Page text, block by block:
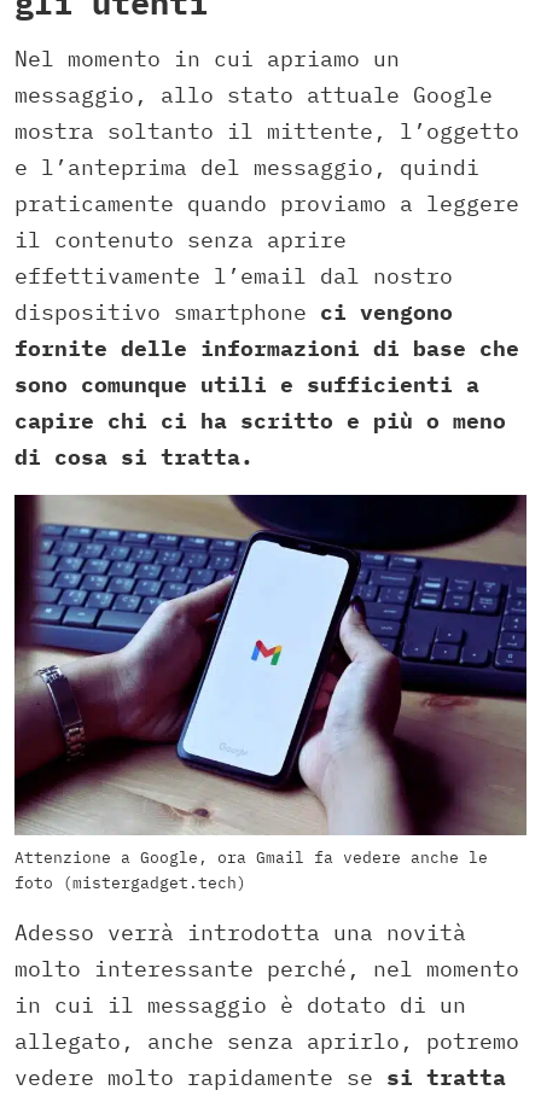
Nel momento in cui apriamo un
messaggio, allo stato attuale Google
mostra soltanto il mittente, l’oggetto
e l’anteprima del messaggio, quindi
praticamente quando proviamo a leggere
il contenuto senza aprire
effettivamente l’email dal nostro
dispositivo smartphone ci vengono
fornite delle informazioni di base che
sono comunque utili e sufficienti a
capire chi ci ha scritto e più o meno
di cosa si tratta.
Attenzione a Google, ora Gmail fa vedere anche le
foto (mistergadget.tech)
Adesso verrà introdotta una novità
molto interessante perché, nel momento
in cui il messaggio è dotato di un
allegato, anche senza aprirlo, potremo
vedere molto rapidamente se si tratta